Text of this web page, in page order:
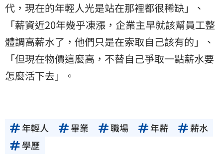
代，現在的年輕人光是站在那裡都很稀缺」、
「薪資近20年幾乎凍漲，企業主早就該幫員工整
體調高薪水了，他們只是在索取自己該有的」、
「但現在物價這麼高，不替自己爭取一點薪水要
怎麼活下去」。
年輕人 畢業 職場 年薪
薪水
學歷